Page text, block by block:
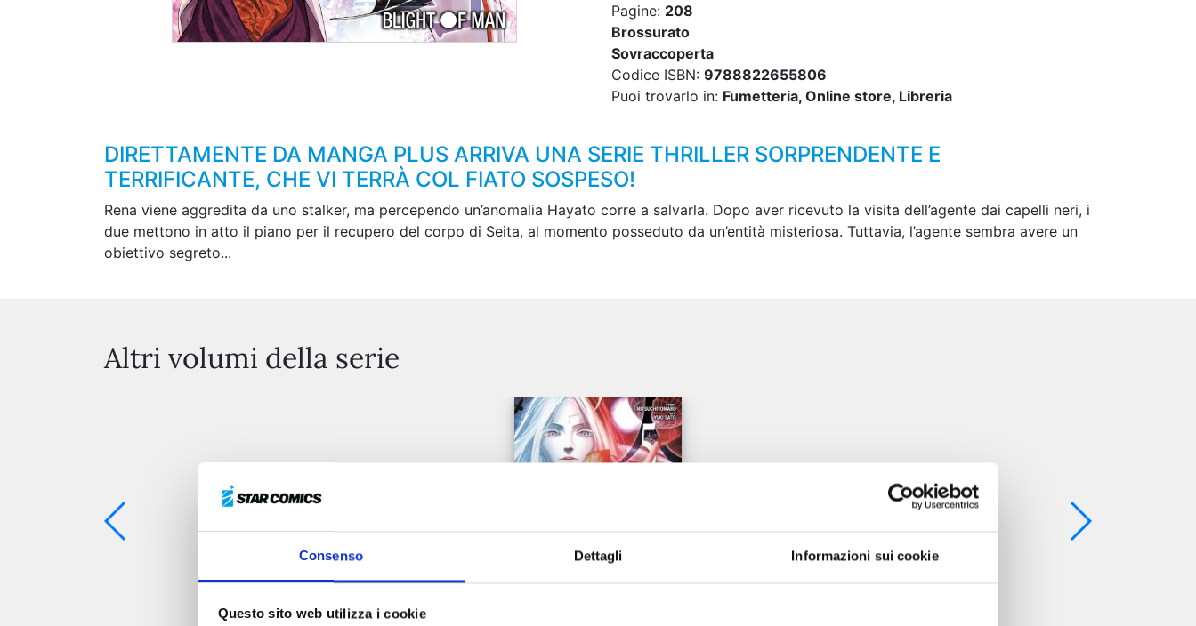
Consenso Dettagli Informazioni sui cookie
Questo sito web utilizza i cookie
Pagine: 208
Brossurato
Sovraccoperta
Codice ISBN: 9788822655806
Puoi trovarlo in: Fumetteria, Online store, Libreria
DIRETTAMENTE DA MANGA PLUS ARRIVA UNA SERIE THRILLER SORPRENDENTE E
TERRIFICANTE, CHE VI TERRÀ COL FIATO SOSPESO!
Rena viene aggredita da uno stalker, ma percependo un’anomalia Hayato corre a salvarla. Dopo aver ricevuto la visita dell’agente dai capelli neri, i
due mettono in atto il piano per il recupero del corpo di Seita, al momento posseduto da un’entità misteriosa. Tuttavia, l’agente sembra avere un
obiettivo segreto...
Altri volumi della serie